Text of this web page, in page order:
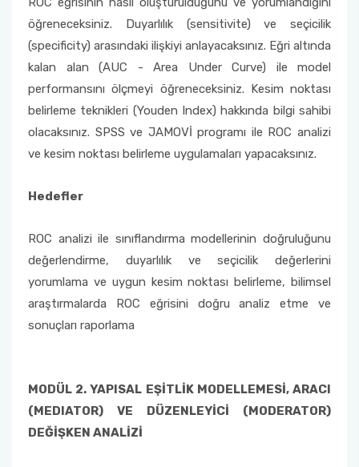
öğreneceksiniz. Duyarlılık (sensitivite) ve seçicilik
(specificity) arasındaki ilişkiyi anlayacaksınız. Eğri altında
kalan alan (AUC - Area Under Curve) ile model
performansını ölçmeyi öğreneceksiniz. Kesim noktası
belirleme teknikleri (Youden Index) hakkında bilgi sahibi
olacaksınız. SPSS ve JAMOVİ programı ile ROC analizi
ve kesim noktası belirleme uygulamaları yapacaksınız.
Hedefler
ROC analizi ile sınıflandırma modellerinin doğruluğunu
değerlendirme, duyarlılık ve seçicilik değerlerini
yorumlama ve uygun kesim noktası belirleme, bilimsel
araştırmalarda ROC eğrisini doğru analiz etme ve
sonuçları raporlama
MODÜL 2. YAPISAL EŞİTLİK MODELLEMESİ, ARACI
(MEDIATOR) VE DÜZENLEYİCİ (MODERATOR)
DEĞİŞKEN ANALİZİ